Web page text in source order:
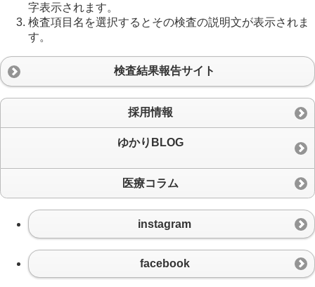
字表示されます。
検査項目名を選択するとその検査の説明文が表示されま
す。
検査結果報告サイト
採用情報
ゆかりBLOG
医療コラム
instagram
facebook